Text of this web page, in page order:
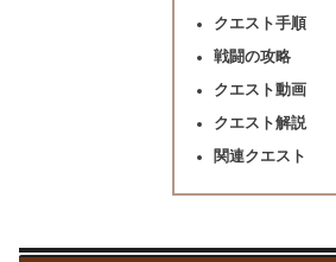
クエスト手順
戦闘の攻略
クエスト動画
クエスト解説
関連クエスト